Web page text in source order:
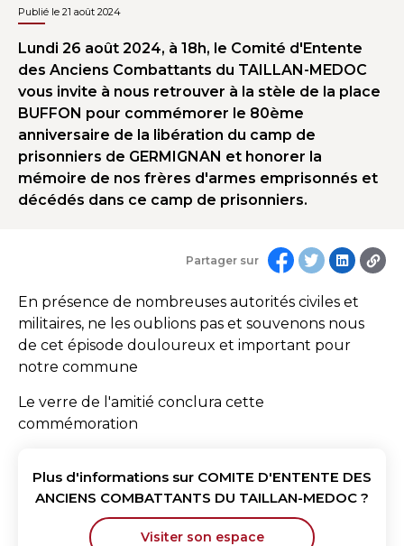
Publié le 21 août 2024
Partager sur
Lundi 26 août 2024, à 18h, le Comité d'Entente
des Anciens Combattants du TAILLAN-MEDOC
vous invite à nous retrouver à la stèle de la place
BUFFON pour commémorer le 80ème
anniversaire de la libération du camp de
prisonniers de GERMIGNAN et honorer la
mémoire de nos frères d'armes emprisonnés et
décédés dans ce camp de prisonniers.
En présence de nombreuses autorités civiles et
militaires, ne les oublions pas et souvenons nous
de cet épisode douloureux et important pour
notre commune
Le verre de l'amitié conclura cette
commémoration
Plus d'informations sur COMITE D'ENTENTE DES
ANCIENS COMBATTANTS DU TAILLAN-MEDOC ?
Visiter son espace